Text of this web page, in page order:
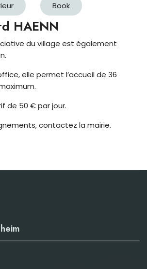
Book
HAENN
du village est également
elle permet l’accueil de 36
de 50 € par jour.
contactez la mairie.